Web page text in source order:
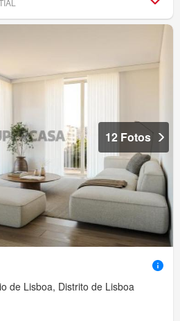
12 Fotos
de Lisboa, Distrito de Lisboa